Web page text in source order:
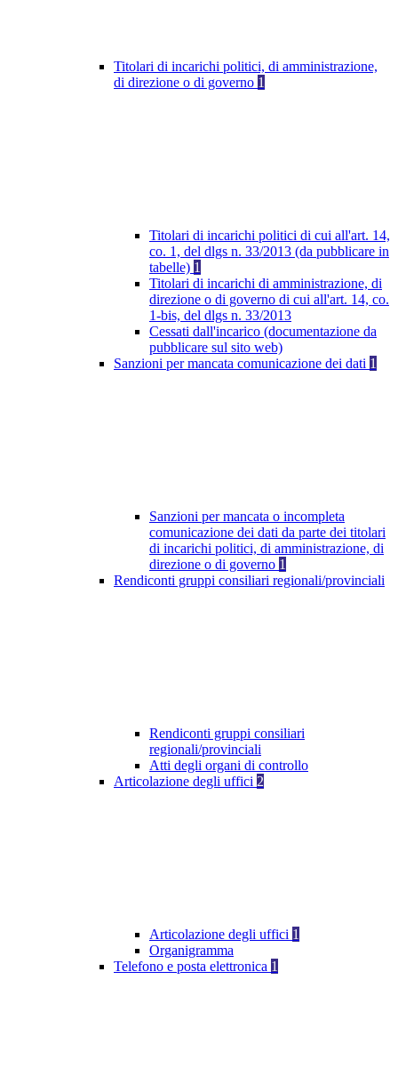
Titolari di incarichi politici, di amministrazione,
di direzione o di governo 1
Titolari di incarichi politici di cui all'art. 14,
co. 1, del dlgs n. 33/2013 (da pubblicare in
tabelle) 1
Titolari di incarichi di amministrazione, di
direzione o di governo di cui all'art. 14, co.
1-bis, del dlgs n. 33/2013
Cessati dall'incarico (documentazione da
pubblicare sul sito web)
Sanzioni per mancata comunicazione dei dati 1
Sanzioni per mancata o incompleta
comunicazione dei dati da parte dei titolari
di incarichi politici, di amministrazione, di
direzione o di governo 1
Rendiconti gruppi consiliari regionali/provinciali
Rendiconti gruppi consiliari
regionali/provinciali
Atti degli organi di controllo
Articolazione degli uffici 2
Articolazione degli uffici 1
Organigramma
Telefono e posta elettronica 1